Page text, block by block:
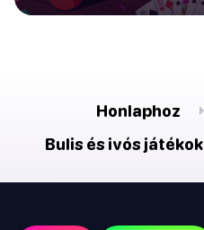
Honlaphoz
Bulis és ivós játékok